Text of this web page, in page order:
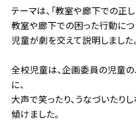
テーマは、「教室や廊下での正し
教室や廊下での困った行動に
児童が劇を交えて説明しました。
全校児童は、企画委員の児童
に、
大声で笑ったり、うなづいたり
傾けました。